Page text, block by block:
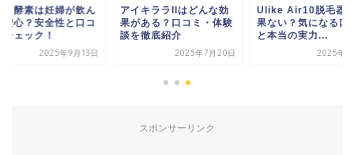
タ酵素は妊婦が飲ん
安心？安全性と口コ
チェック！
2025年9月13日
アイキララIIはどんな効
果がある？口コミ・体験
談を徹底紹介
2025年7月20日
Ulike Air10脱毛器
果ない？気になる口
と本当の実力...
2025年5
スポンサーリンク